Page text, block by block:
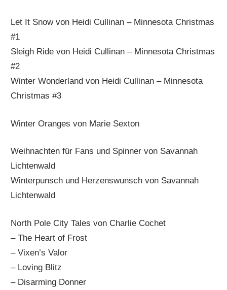
Let It Snow von Heidi Cullinan – Minnesota Christmas
#1
Sleigh Ride von Heidi Cullinan – Minnesota Christmas
#2
Winter Wonderland von Heidi Cullinan – Minnesota
Christmas #3
Winter Oranges von Marie Sexton
Weihnachten für Fans und Spinner von Savannah
Lichtenwald
Winterpunsch und Herzenswunsch von Savannah
Lichtenwald
North Pole City Tales von Charlie Cochet
– The Heart of Frost
– Vixen’s Valor
– Loving Blitz
– Disarming Donner